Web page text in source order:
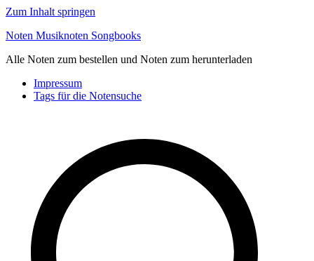
Zum Inhalt springen
Noten Musiknoten Songbooks
Alle Noten zum bestellen und Noten zum herunterladen
Impressum
Tags für die Notensuche